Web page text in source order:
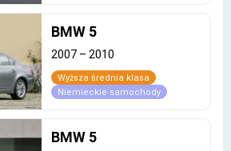
BMW 5
2007 – 2010
Wyższa średnia klasa
Niemieckie samochody
BMW 5